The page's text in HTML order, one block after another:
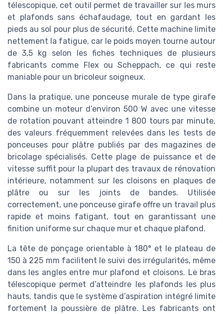
télescopique, cet outil permet de travailler sur les murs
et plafonds sans échafaudage, tout en gardant les
pieds au sol pour plus de sécurité. Cette machine limite
nettement la fatigue, car le poids moyen tourne autour
de 3,5 kg selon les fiches techniques de plusieurs
fabricants comme Flex ou Scheppach, ce qui reste
maniable pour un bricoleur soigneux.
Dans la pratique, une ponceuse murale de type girafe
combine un moteur d’environ 500 W avec une vitesse
de rotation pouvant atteindre 1 800 tours par minute,
des valeurs fréquemment relevées dans les tests de
ponceuses pour plâtre publiés par des magazines de
bricolage spécialisés. Cette plage de puissance et de
vitesse suffit pour la plupart des travaux de rénovation
intérieure, notamment sur les cloisons en plaques de
plâtre ou sur les joints de bandes. Utilisée
correctement, une ponceuse girafe offre un travail plus
rapide et moins fatigant, tout en garantissant une
finition uniforme sur chaque mur et chaque plafond.
La tête de ponçage orientable à 180° et le plateau de
150 à 225 mm facilitent le suivi des irrégularités, même
dans les angles entre mur plafond et cloisons. Le bras
télescopique permet d’atteindre les plafonds les plus
hauts, tandis que le système d’aspiration intégré limite
fortement la poussière de plâtre. Les fabricants ont